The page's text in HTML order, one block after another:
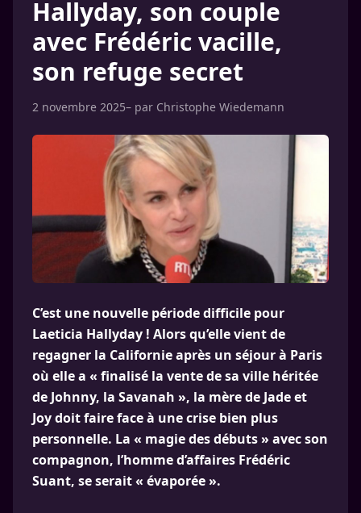
Hallyday, son couple
avec Frédéric vacille,
son refuge secret
2 novembre 2025– par Christophe Wiedemann
C’est une nouvelle période difficile pour
Laeticia Hallyday ! Alors qu’elle vient de
regagner la Californie après un séjour à Paris
où elle a « finalisé la vente de sa ville héritée
de Johnny, la Savanah », la mère de Jade et
Joy doit faire face à une crise bien plus
personnelle. La « magie des débuts » avec son
compagnon, l’homme d’affaires Frédéric
Suant, se serait « évaporée ».